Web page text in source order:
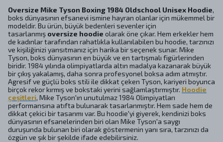
Oversize Mike Tyson Boxing 1984 Oldschool Unisex Hoodie,
boks dünyasının efsanevi ismine hayran olanlar için mükemmel bir
modeldir. Bu ürün, büyük bedenleri sevenler için
tasarlanmış oversize hoodie olarak öne çıkar. Hem erkekler hem
de kadınlar tarafından rahatlıkla kullanılabilen bu hoodie, tarzınızı
ve kişiliğinizi yansıtmanız için harika bir seçenek sunar. Mike
Tyson, boks dünyasının en büyük ve en tartışmalı figürlerinden
biridir. 1984 yılında olimpiyatlarda altın madalya kazanarak büyük
bir çıkış yakalamış, daha sonra profesyonel boksa adım atmıştır.
Agresif ve güçlü boks stili ile dikkat çeken Tyson, kariyeri boyunca
birçok rekor kırmış ve bokstaki yerini sağlamlaştırmıştır. Hoodie
çeşitleri, Mike Tyson'ın unutulmaz 1984 Olimpiyatları
performansına atıfta bulunarak tasarlanmıştır. Hem sade hem de
dikkat çekici bir tasarımı var. Bu hoodie'yi giyerek, kendinizi boks
dünyasının efsanelerinden biri olan Mike Tyson'a saygı
duruşunda bulunan biri olarak göstermenin yanı sıra, tarzınızı da
özgün ve şık bir şekilde ifade edebilirsiniz.